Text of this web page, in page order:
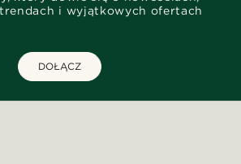
i wyjątkowych ofertach
DOŁĄCZ